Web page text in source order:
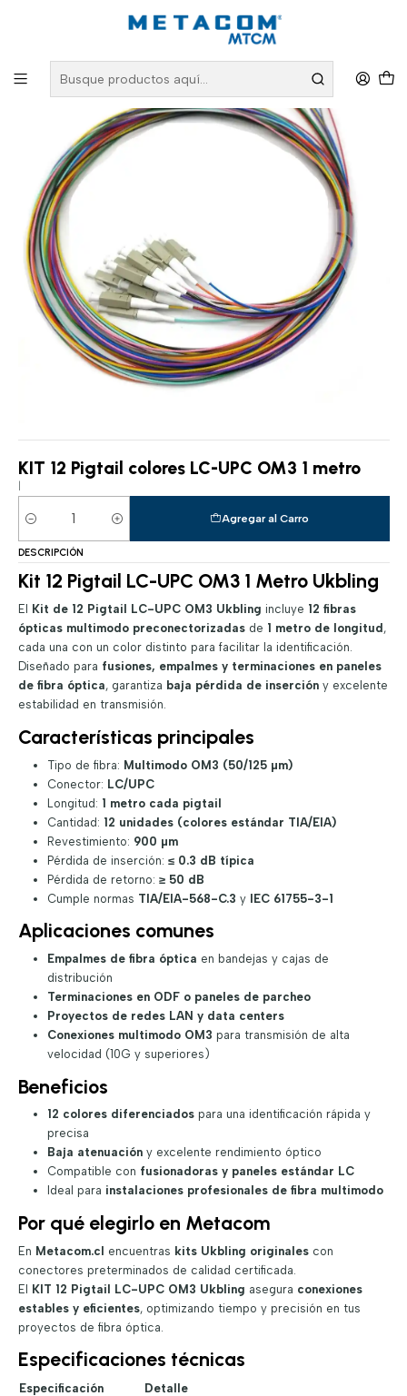
Fibra Óptica
Jumpers y Pigtails para Fibra Óptica
KIT 12 Pigtail colores LC-UPC OM3 1 metro
KIT 12 Pigtail colores LC-UPC OM3 1 metro
Cantidad
Agregar al Carro
DESCRIPCIÓN
Kit 12 Pigtail LC-UPC OM3 1 Metro Ukbling
El Kit de 12 Pigtail LC-UPC OM3 Ukbling incluye 12 fibras
ópticas multimodo preconectorizadasde 1 metro de longitud ,
cada una con un color distinto para facilitar la identificación.
Diseñado para fusiones, empalmes y terminaciones en paneles
de fibra óptica, garantiza baja pérdida de insercióny excelente
estabilidad en transmisión.
Características principales
Tipo de fibra: Multimodo OM3 (50/125 µm)
Conector: LC/UPC
Longitud: 1 metro cada pigtail
Cantidad: 12 unidades (colores estándar TIA/EIA)
Revestimiento: 900 µm
Pérdida de inserción: ≤ 0.3 dB típica
Pérdida de retorno: ≥ 50 dB
Cumple normas TIA/EIA-568-C.3 y IEC 61755-3-1
Aplicaciones comunes
Empalmes de fibra óptica en bandejas y cajas de
distribución
Terminaciones en ODF o paneles de parcheo
Proyectos de redes LAN y data centers
Conexiones multimodo OM3 para transmisión de alta
velocidad (10G y superiores)
Beneficios
12 colores diferenciadospara una identificación rápida y
precisa
Baja atenuacióny excelente rendimiento óptico
Compatible con fusionadoras y paneles estándar LC
Ideal para instalaciones profesionales de fibra multimodo
Por qué elegirlo en Metacom
En Metacom.cl encuentras kits Ukbling originalescon
conectores preterminados de calidad certificada.
El KIT 12 Pigtail LC-UPC OM3 Ukbling asegura conexiones
estables y eficientes, optimizando tiempo y precisión en tus
proyectos de fibra óptica.
Especificaciones técnicas
Especificación
Detalle